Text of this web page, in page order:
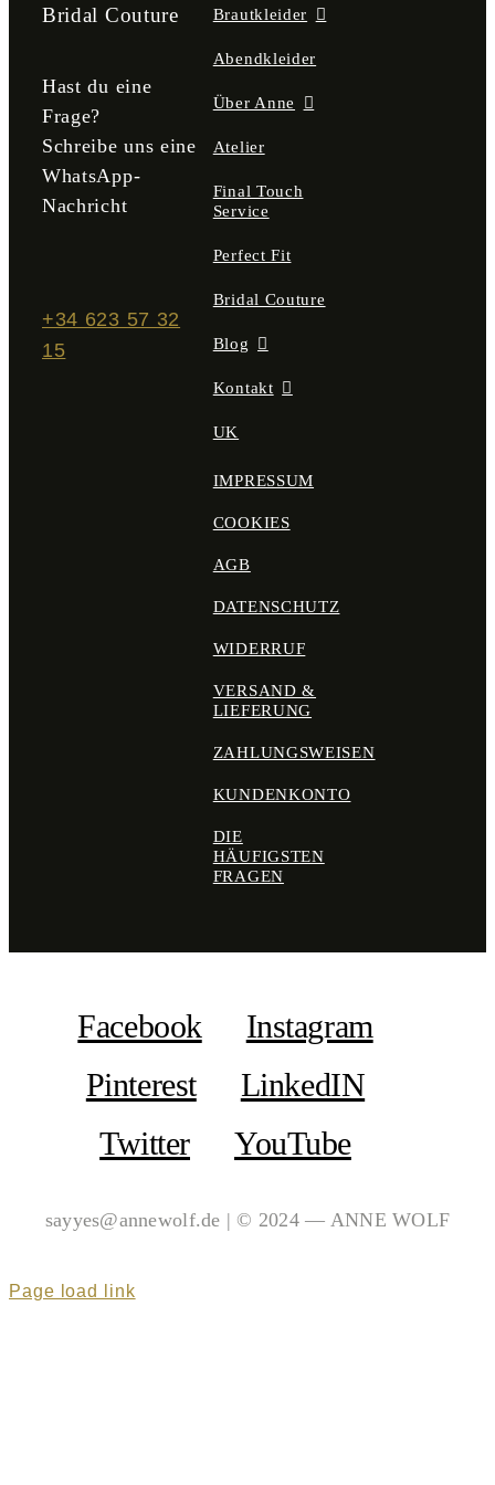
werden
Bridal Couture
Hast du eine
Frage?
Schreibe uns eine
WhatsApp-
Nachricht
+34 623 57 32
15
Brautkleider
Abendkleider
Über Anne
Atelier
Final Touch
Service
Perfect Fit
Bridal Couture
Blog
Kontakt
UK
IMPRESSUM
COOKIES
AGB
DATENSCHUTZ
WIDERRUF
VERSAND &
LIEFERUNG
ZAHLUNGSWEISEN
KUNDENKONTO
DIE
HÄUFIGSTEN
FRAGEN
Facebook
Instagram
Pinterest
LinkedIN
Twitter
YouTube
sayyes@annewolf.de | © 2024 — ANNE WOLF
Page load link